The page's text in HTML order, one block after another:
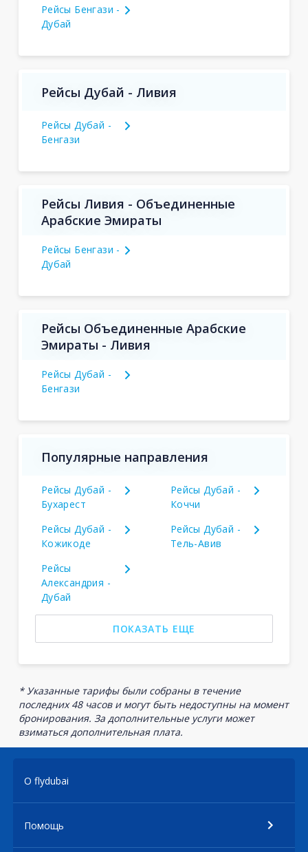
Рейсы Бенгази -
Дубай
Рейсы Дубай - Ливия
Рейсы Дубай -
Бенгази
Рейсы Ливия - Объединенные
Арабские Эмираты
Рейсы Бенгази -
Дубай
Рейсы Объединенные Арабские
Эмираты - Ливия
Рейсы Дубай -
Бенгази
Популярные направления
Рейсы Дубай -
Бухарест
Рейсы Дубай -
Коччи
Рейсы Дубай -
Кожикоде
Рейсы Дубай -
Тель-Авив
Рейсы
Александрия -
Дубай
ПОКАЗАТЬ ЕЩЕ
* Указанные тарифы были собраны в течение
последних 48 часов и могут быть недоступны на момент
бронирования. За дополнительные услуги может
взиматься дополнительная плата.
О flydubai
Помощь